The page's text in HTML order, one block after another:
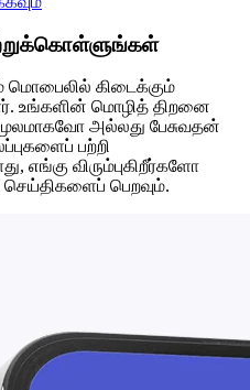
மொபைலில் கிடைக்கும்
உங்களின் மொழித் திறனை
அல்லது பேசுவதன்
பற்றி
​​எங்கு விரும்புகிறீர்களோ
பெறவும்.